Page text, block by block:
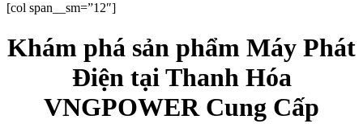
[col span__sm=”12″]
Khám phá sản phẩm Máy Phát
Điện tại Thanh Hóa
VNGPOWER Cung Cấp